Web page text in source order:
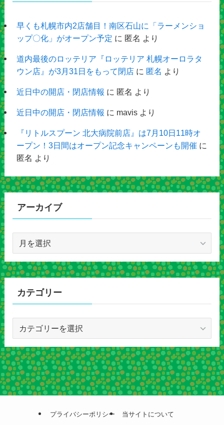
早くも札幌市内2店舗目！南区石山に「ラーメンショ
ップ〇化」がオープン予定 に 匿名 より
道内最後のロッテリア『ロッテリア 札幌オーロラタ
ウン店』が3月31日をもって閉店に 匿名 より
近日中の開店・閉店情報 に 匿名 より
近日中の開店・閉店情報 に mavisより
『リトルスプーン 北大病院前店』は7月10日11時オ
ープン！3日間はオープン記念キャンペーンも開催 に
匿名 より
アーカイブ
カ
イ
カテゴリー
ゴ
リ
ー
プライバシーポリシー 当サイトについて